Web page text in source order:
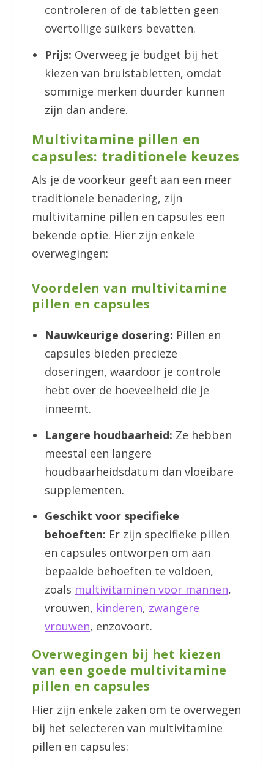
controleren of de tabletten geen
overtollige suikers bevatten.
Prijs: Overweeg je budget bij het
kiezen van bruistabletten, omdat
sommige merken duurder kunnen
zijn dan andere.
Multivitamine pillen en
capsules: traditionele keuzes
Als je de voorkeur geeft aan een meer
traditionele benadering, zijn
multivitamine pillen en capsules een
bekende optie. Hier zijn enkele
overwegingen:
Voordelen van multivitamine
pillen en capsules
Nauwkeurige dosering: Pillen en
capsules bieden precieze
doseringen, waardoor je controle
hebt over de hoeveelheid die je
inneemt.
Langere houdbaarheid: Ze hebben
meestal een langere
houdbaarheidsdatum dan vloeibare
supplementen.
Geschikt voor specifieke
behoeften: Er zijn specifieke pillen
en capsules ontworpen om aan
bepaalde behoeften te voldoen,
zoals multivitaminen voor mannen,
vrouwen, kinderen, zwangere
vrouwen, enzovoort.
Overwegingen bij het kiezen
van een goede multivitamine
pillen en capsules
Hier zijn enkele zaken om te overwegen
bij het selecteren van multivitamine
pillen en capsules: